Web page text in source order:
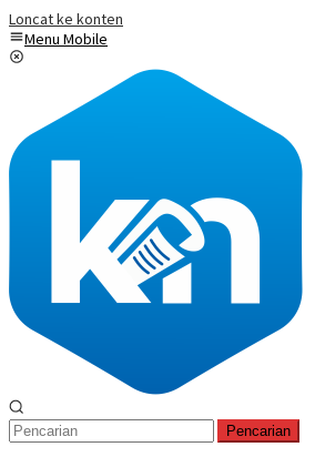
Loncat ke konten
Menu Mobile
Pencarian